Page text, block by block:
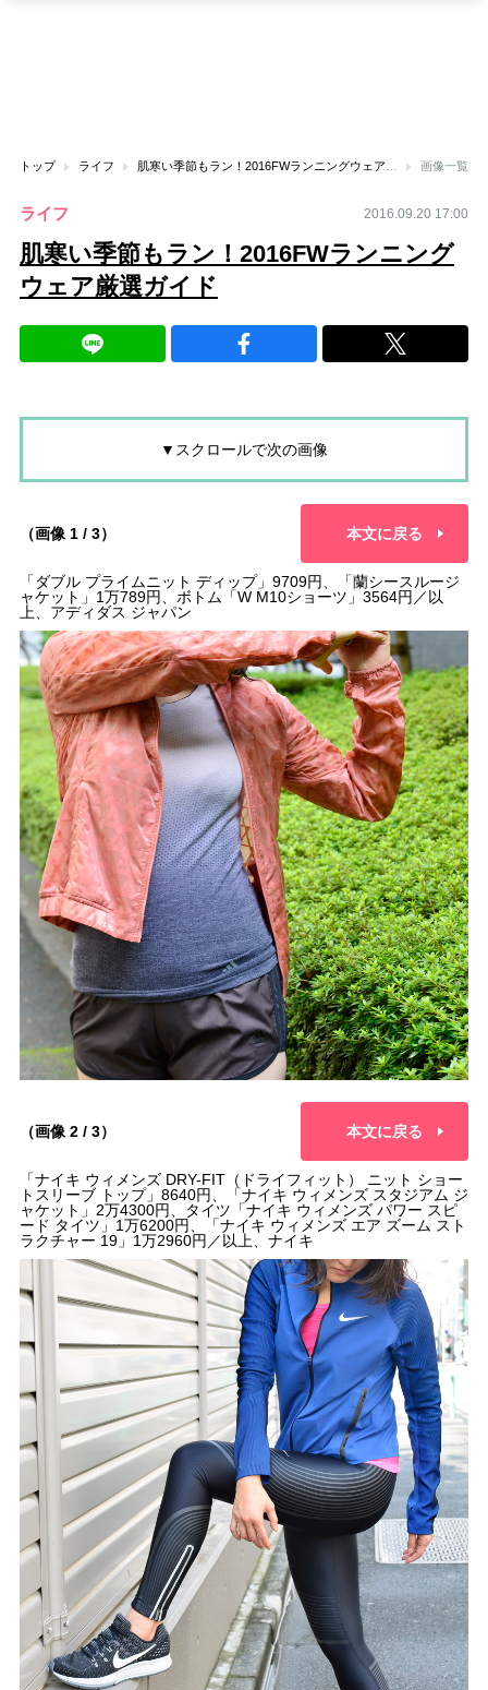
トップ ライフ 画像一覧
ライフ 2016.09.20 17:00
肌寒い季節もラン！2016FWランニング
ウェア厳選ガイド
▼スクロールで次の画像
（画像 1 / 3） 本文に戻る
「ダブル プライムニット ディップ」9709円、「蘭シースルージ
ャケット」1万789円、ボトム「W M10ショーツ」3564円／以
上、アディダス ジャパン
（画像 2 / 3） 本文に戻る
「ナイキ ウィメンズ DRY-FIT（ドライフィット） ニット ショー
トスリーブ トップ」8640円、「ナイキ ウィメンズ スタジアム ジ
ャケット」2万4300円、タイツ「ナイキ ウィメンズ パワー スピ
ード タイツ」1万6200円、「ナイキ ウィメンズ エア ズーム スト
ラクチャー 19」1万2960円／以上、ナイキ